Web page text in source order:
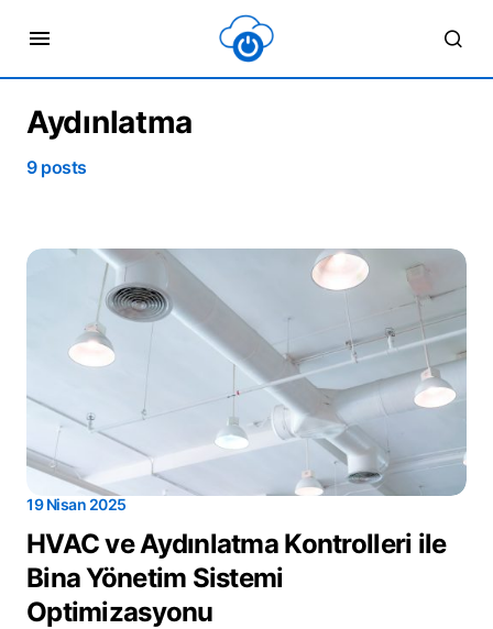
Aydınlatma
9 posts
19 Nisan 2025
HVAC ve Aydınlatma Kontrolleri ile
Bina Yönetim Sistemi
Optimizasyonu